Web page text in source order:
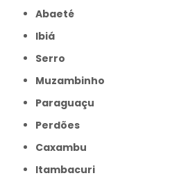
Abaeté
Ibiá
Serro
Muzambinho
Paraguaçu
Perdões
Caxambu
Itambacuri